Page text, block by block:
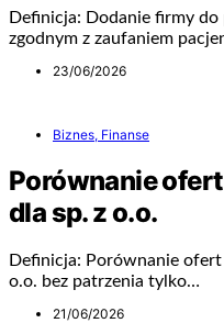
Definicja: Dodanie firmy
zgodnym z zaufaniem
23/06/2026
Biznes, Finanse
Porównanie
dla sp. z o.o.
Definicja: Porównanie
o.o. bez patrzenia tylko…
21/06/2026